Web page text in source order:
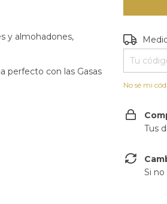
y almohadones,
perfecto con las Gasas
Entregas
No sé mi
Tus
Si